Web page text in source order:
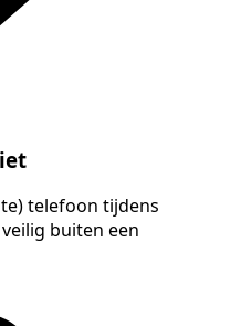
telefoon tijdens
buiten een